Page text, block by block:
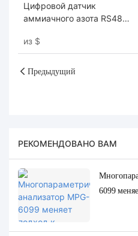
Цифровой датчик
аммиачного азота RS485
из $
Предыдущий
РЕКОМЕНДОВАНО ВАМ
6099